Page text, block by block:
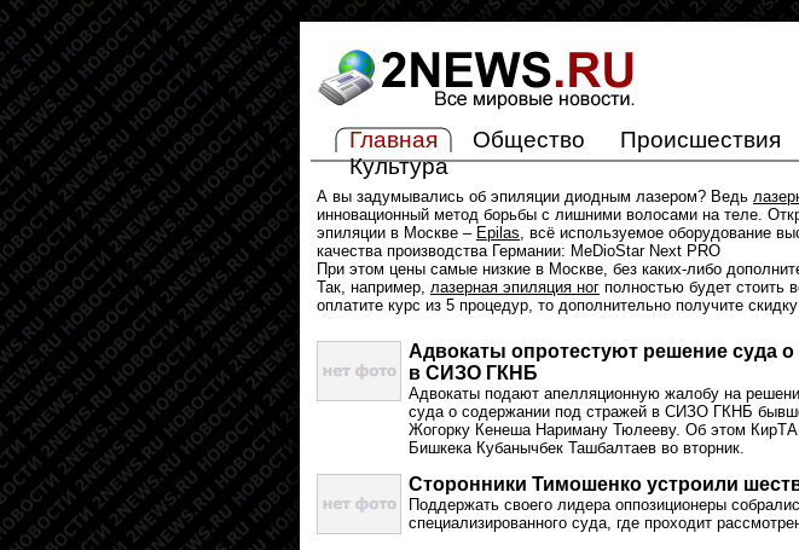
Главная Общество Происшествия
Культура
А вы задумывались об эпиляции диодным лазером? Ведь
инновационный метод борьбы с лишними волосами на теле.
эпиляции в Москве – Epilas, всё используемое оборудование
качества производства Германии: MeDioStar Next PRO
При этом цены самые низкие в Москве, без каких-либо
Так, например, лазерная эпиляция ног полностью будет стоить
оплатите курс из 5 процедур, то дополнительно получите
Адвокаты опротестуют решение суда
в СИЗО ГКНБ
Адвокаты подают апелляционную жалобу на
суда о содержании под стражей в СИЗО ГКНБ
Жогорку Кенеша Нариману Тюлееву. Об этом
Бишкека Кубанычбек Ташбалтаев во вторник.
Сторонники Тимошенко устроили
Поддержать своего лидера оппозиционеры
специализированного суда, где проходит